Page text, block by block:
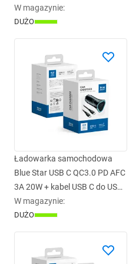
USB C CC50-1AC czarna
W magazynie:
DUŻO
Ładowarka samochodowa
Blue Star USB C QC3.0 PD AFC
3A 20W + kabel USB C do USB
C czarna
W magazynie:
DUŻO